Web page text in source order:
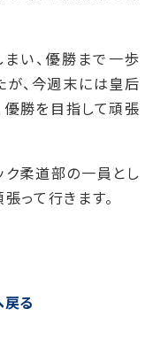
い、優勝まで一歩
、今週末には皇后
勝を目指して頑張
ク柔道部の一員とし
って行きます。
戻る